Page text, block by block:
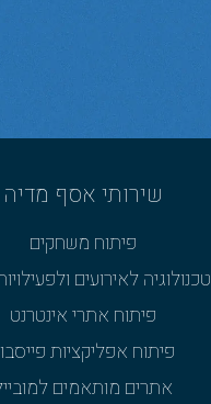
שירותי אסף מדיה
פיתוח משחקים
טכנולוגיה לאירועים
פיתוח אתרי אינטרנט
פיתוח אפליקציות
אתרים מותאמים